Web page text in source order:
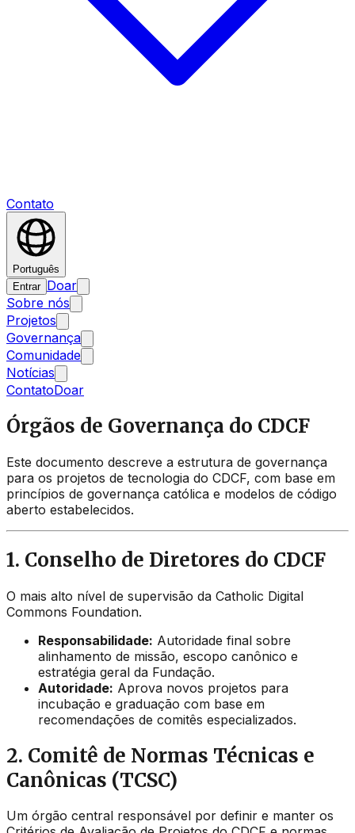
Contato
Português
Entrar Doar
Sobre nós
Projetos
Governança
Comunidade
Notícias
ContatoDoar
Órgãos de Governança do CDCF
Este documento descreve a estrutura de governança
para os projetos de tecnologia do CDCF, com base em
princípios de governança católica e modelos de código
aberto estabelecidos.
1. Conselho de Diretores do CDCF
O mais alto nível de supervisão da Catholic Digital
Commons Foundation.
Responsabilidade: Autoridade final sobre
alinhamento de missão, escopo canônico e
estratégia geral da Fundação.
Autoridade: Aprova novos projetos para
incubação e graduação com base em
recomendações de comitês especializados.
2. Comitê de Normas Técnicas e
Canônicas (TCSC)
Um órgão central responsável por definir e manter os